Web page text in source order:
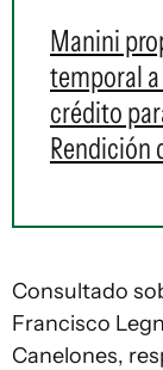
Manini
temporal
crédito
Rendición
Consultado
Francisco
Canelones,